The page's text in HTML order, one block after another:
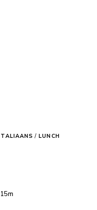
/ LUNCH